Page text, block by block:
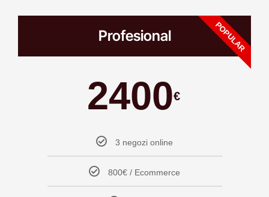
Profesional
2400€
3 negozi online
800€ / Ecommerce
POPULAR